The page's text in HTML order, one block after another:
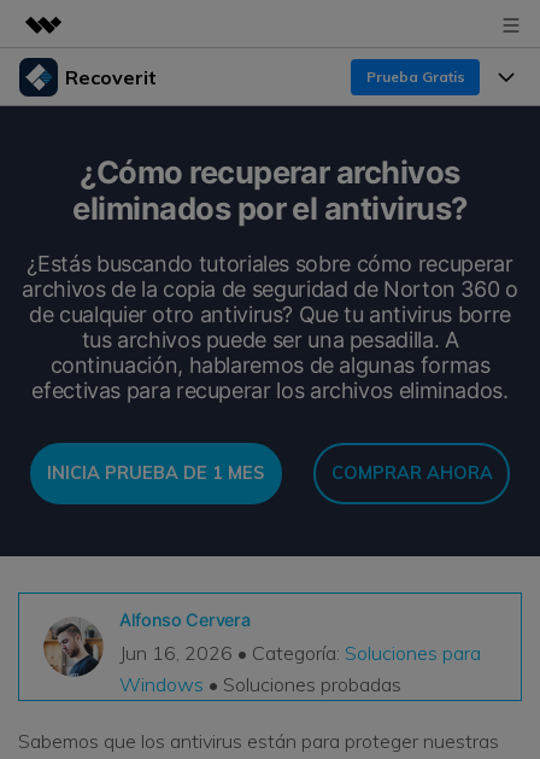
Productos destacados
Utilidades
Resumen
Sala de prensa
Tienda
Soporte
Recoverit Prueba Gratis
Recoverit para Windows
Líder en recuperación para Windows
Pruébalo Gratis
Recupera datos ilimitados del sistema Mac
Funciones
Recuperar de Unidades
Recuperar Medios Borrados
Soluciones de Recuperación Exclusivas Nuevo
Recuperar Documentos
Escenarios de Pérdida de Datos
Recursos
Por qué Recoverit
Historias de Clientes
Guía
search
¿Cómo recuperar archivos
eliminados por el antivirus?
¿Estás buscando tutoriales sobre cómo recuperar
archivos de la copia de seguridad de Norton 360 o
de cualquier otro antivirus? Que tu antivirus borre
tus archivos puede ser una pesadilla. A
continuación, hablaremos de algunas formas
efectivas para recuperar los archivos eliminados.
INICIA PRUEBA DE 1 MES COMPRAR AHORA
Alfonso Cervera
Jun 16, 2026 • Categoría: Soluciones para
Windows • Soluciones probadas
Sabemos que los antivirus están para proteger nuestras